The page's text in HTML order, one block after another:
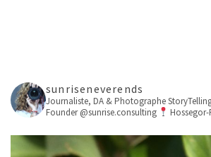
sunriseneverends
Journaliste, DA & Photographe
Founder @sunrise.consulting
Hossegor-